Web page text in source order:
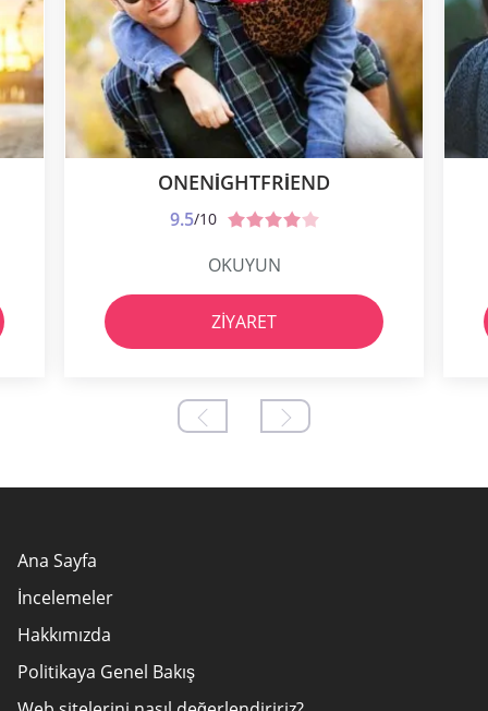
ONENIGHTFRIEND
9.5/10
OKUYUN
ZIYARET
Ana Sayfa
İncelemeler
Hakkımızda
Politikaya Genel Bakış